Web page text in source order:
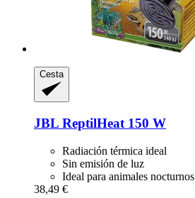
Cesta
JBL ReptilHeat 150 W
Radiación térmica ideal
Sin emisión de luz
Ideal para animales nocturnos
38,49 €